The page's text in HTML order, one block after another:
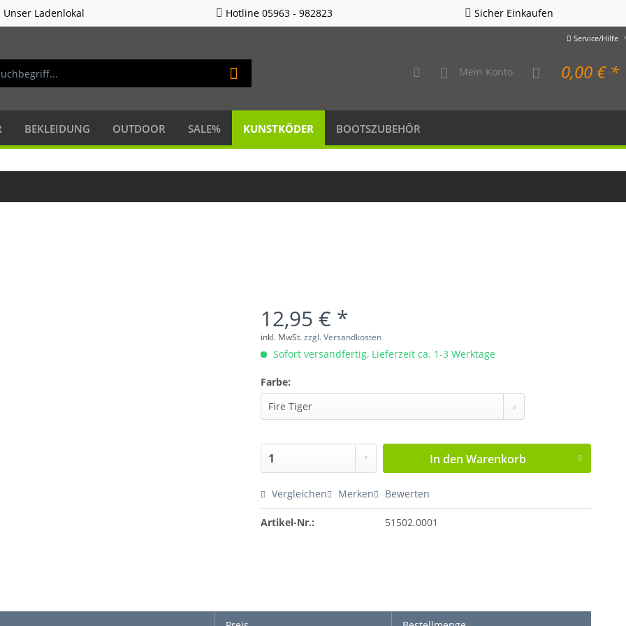
Unser Ladenlokal Hotline 05963 - 982823 Sicher Einkaufen
Service/Hilfe
Mein Konto 0,00 € *
BEKLEIDUNG OUTDOOR SALE% KUNSTKÖDER BOOTSZUBEHÖR
12,95 € *
inkl. MwSt.zzgl. Versandkosten
Sofort versandfertig, Lieferzeit ca. 1-3 Werktage
Farbe:
In den Warenkorb
Vergleichen Merken Bewerten
Artikel-Nr.: 51502.0001